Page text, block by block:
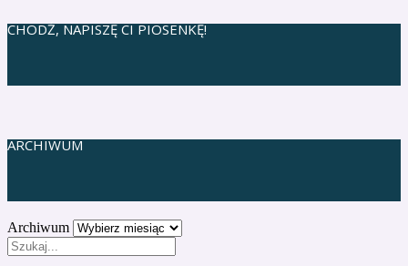
CHODŹ, NAPISZĘ CI PIOSENKĘ!
ARCHIWUM
Archiwum